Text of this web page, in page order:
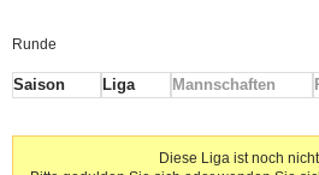
Runde
Saison Liga Mannschaften
Diese Liga ist noch